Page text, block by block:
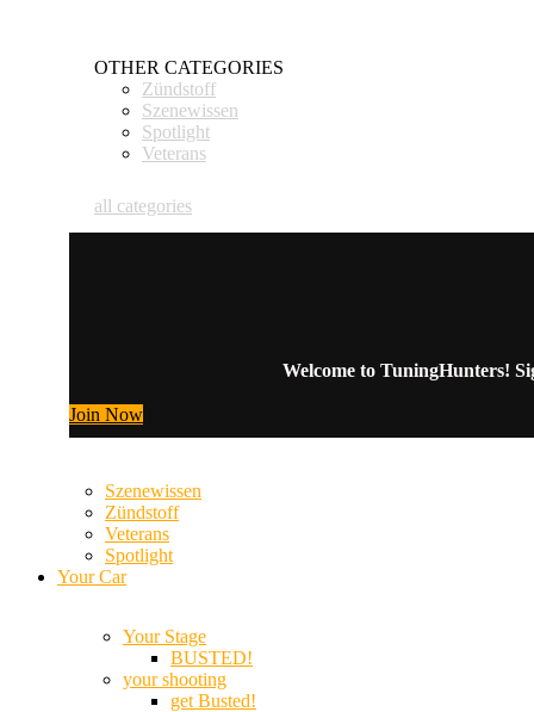
OTHER CATEGORIES
Zündstoff
Szenewissen
Spotlight
Veterans
all categories
Welcome to TuningHunters!
Join Now
Szenewissen
Zündstoff
Veterans
Spotlight
Your Car
Your Stage
BUSTED!
your shooting
get Busted!